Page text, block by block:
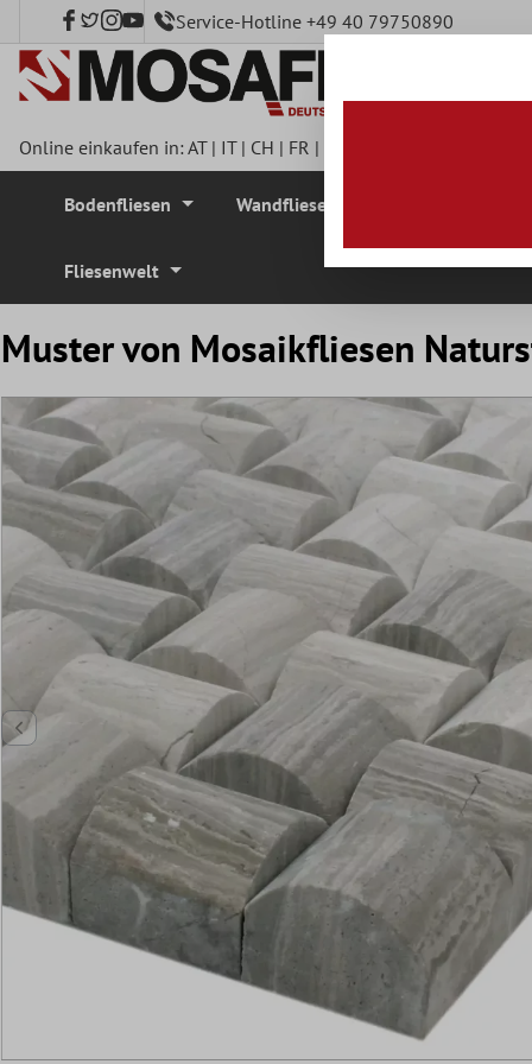
springen Service-Hotline +49 40 79750890
Online einkaufen in:AT| IT| CH | FR |
Bodenfliesen Wandfliesen
Fliesenwelt
Muster von Mosaikfliesen